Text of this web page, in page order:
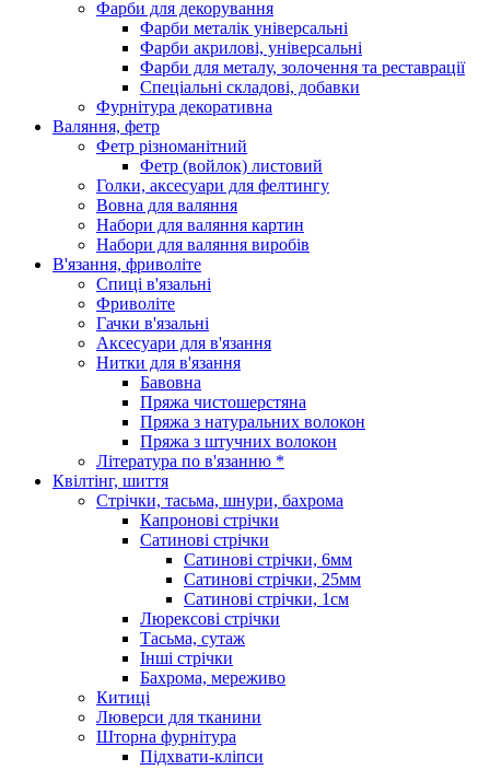
Фарби для декорування
Фарби металік універсальні
Фарби акрилові, універсальні
Фарби для металу, золочення та реставрації
Спеціальні складові, добавки
Фурнітура декоративна
Валяння, фетр
Фетр різноманітний
Фетр (войлок) листовий
Голки, аксесуари для фелтингу
Вовна для валяння
Набори для валяння картин
Набори для валяння виробів
В'язання, фриволіте
Спиці в'язальні
Фриволіте
Гачки в'язальні
Аксесуари для в'язання
Нитки для в'язання
Бавовна
Пряжа чистошерстяна
Пряжа з натуральних волокон
Пряжа з штучних волокон
Література по в'язанню *
Квілтінг, шиття
Стрічки, тасьма, шнури, бахрома
Капронові стрічки
Сатинові стрічки
Сатинові стрічки, 6мм
Сатинові стрічки, 25мм
Сатинові стрічки, 1см
Люрексові стрічки
Тасьма, сутаж
Інші стрічки
Бахрома, мереживо
Китиці
Люверси для тканини
Шторна фурнітура
Підхвати-кліпси